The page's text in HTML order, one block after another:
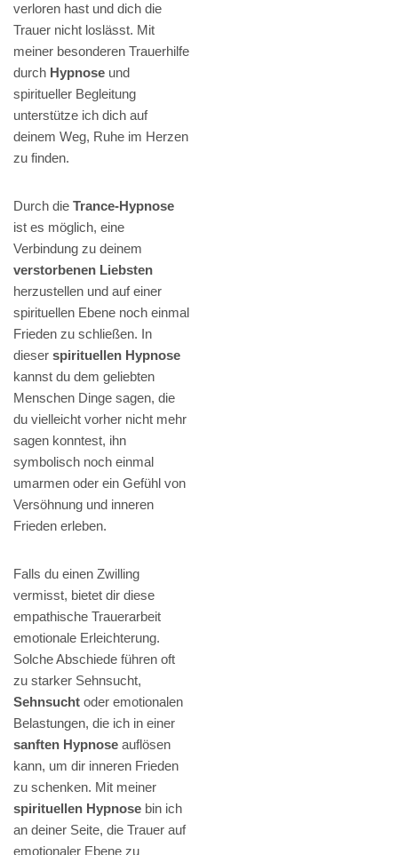
verloren hast und dich die
Trauer nicht loslässt. Mit
meiner besonderen Trauerhilfe
durch Hypnose und
spiritueller Begleitung
unterstütze ich dich auf
deinem Weg, Ruhe im Herzen
zu finden.
Durch die Trance-Hypnose
ist es möglich, eine
Verbindung zu deinem
verstorbenen Liebsten
herzustellen und auf einer
spirituellen Ebene noch einmal
Frieden zu schließen. In
dieser spirituellen Hypnose
kannst du dem geliebten
Menschen Dinge sagen, die
du vielleicht vorher nicht mehr
sagen konntest, ihn
symbolisch noch einmal
umarmen oder ein Gefühl von
Versöhnung und inneren
Frieden erleben.
Falls du einen Zwilling
vermisst, bietet dir diese
empathische Trauerarbeit
emotionale Erleichterung.
Solche Abschiede führen oft
zu starker Sehnsucht,
Sehnsucht oder emotionalen
Belastungen, die ich in einer
sanften Hypnose auflösen
kann, um dir inneren Frieden
zu schenken. Mit meiner
spirituellen Hypnose bin ich
an deiner Seite, die Trauer auf
emotionaler Ebene zu